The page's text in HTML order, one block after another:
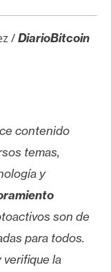
/DiarioBitcoin
contenido
temas,
y
son de
para todos.
verifique la